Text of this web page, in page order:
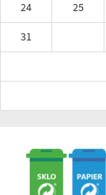
24
25
31